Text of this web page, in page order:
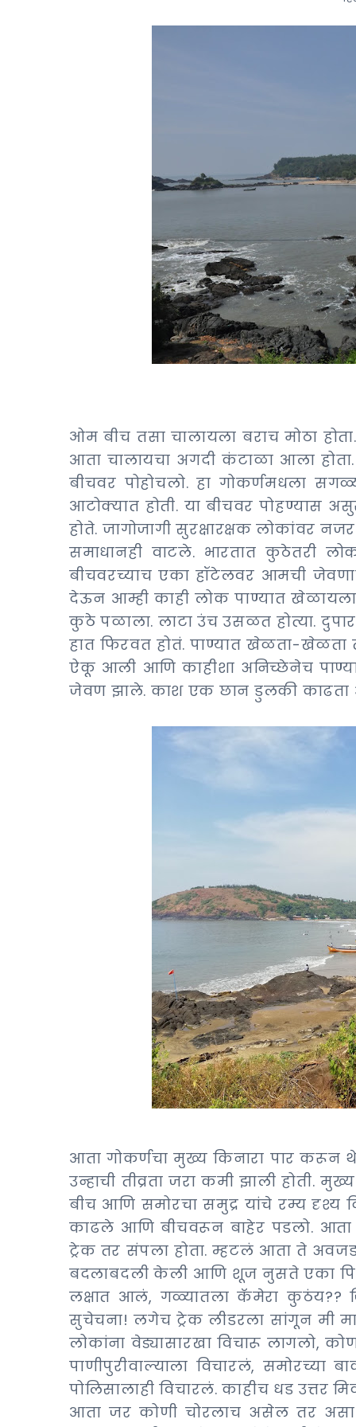
ओम बीच तसा चालायला बराच मोठा
आता चालायचा अगदी कंटाळा आला
बीचवर पोहोचलो. हा गोकर्णमधला
आटोक्यात होती. या बीचवर पोहण्यास
होते. जागोजागी सुरक्षारक्षक लोकांवर
समाधानही वाटले. भारतात कुठेतरी
बीचवरच्याच एका हॉटेलवर आमची
देऊन आम्ही काही लोक पाण्यात खेळायला
कुठे पळाला. लाटा उंच उसळत होत्या.
हात फिरवत होतं. पाण्यात खेळता-
ऐकू आली आणि काहीशा अनिच्छेनेच
जेवण झाले. काश एक छान डुलकी काढता
आता गोकर्णचा मुख्य किनारा पार करून
उन्हाची तीव्रता जरा कमी झाली होती.
बीच आणि समोरचा समुद्र यांचे रम्य दृश्य
काढले आणि बीचवरून बाहेर पडलो.
ट्रेक तर संपला होता. म्हटलं आता ते
बदलाबदली केली आणि शूज नुसते एका
लक्षात आलं, गळ्यातला कॅमेरा कुठंय??
सुचेचना! लगेच ट्रेक लीडरला सांगून मी
लोकांना वेड्यासारखा विचारू लागलो,
पाणीपुरीवाल्याला विचारलं, समोरच्या
पोलिसालाही विचारलं. काहीच धड उत्तर
आता जर कोणी चोरलाच असेल तर असा